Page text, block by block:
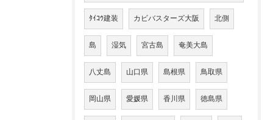
ﾀｲｺｳ建装 カビバスターズ大阪 北側
島 湿気 宮古島 奄美大島
八丈島 山口県 島根県 鳥取県
岡山県 愛媛県 香川県 徳島県